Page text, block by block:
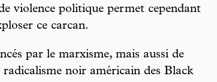
violence politique permet cependant
ce carcan.
par le marxisme, mais aussi de
noir américain des Black